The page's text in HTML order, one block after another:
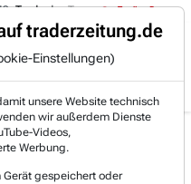
Trading-Room
des Tages 06.08.
Artikel lesen.
Jetzt anmelden!
traderzeitung.de
Einstellungen)
unsere Website technisch
wir außerdem Dienste
Videos,
Werbung.
Gerät gespeichert oder